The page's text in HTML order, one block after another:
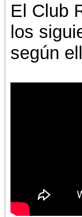
El Club
los
según